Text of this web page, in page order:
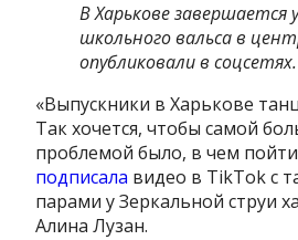
В Харькове завершается
школьного вальса в
опубликовали в соцсетях.
«Выпускники в Харькове
Так хочется, чтобы самой
проблемой было, в чем
подписала видео в TikTok с
парами у Зеркальной струи
Алина Лузан.